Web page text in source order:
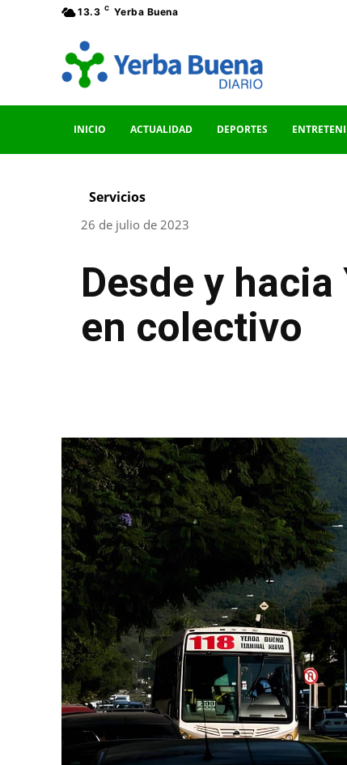
13.3 C Yerba Buena
INICIO ACTUALIDAD DEPORTES
Servicios
26 de julio de 2023
Desde y
en colectivo